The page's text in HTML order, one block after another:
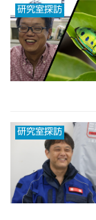
研究室探訪
研究室探訪